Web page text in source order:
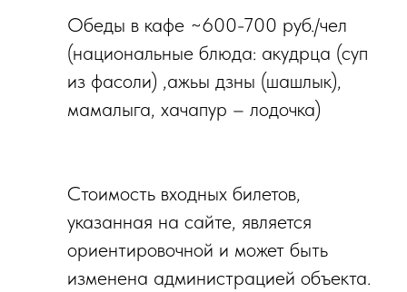
О‌беды в кафе ~600-700 руб./чел
(национальные блюда: акудрца (суп
из фасоли) ,ажьы дзны (шашлык),
мамалыга, хачапур – лодочка)
Стоимость входных билетов,
указанная на сайте, является
ориентировочной и может быть
изменена администрацией объекта.